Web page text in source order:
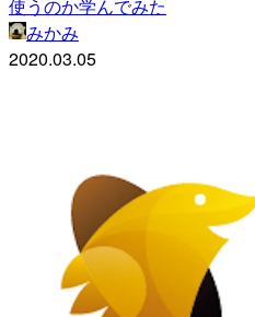
使うのか学んでみた
みかみ
2020.03.05